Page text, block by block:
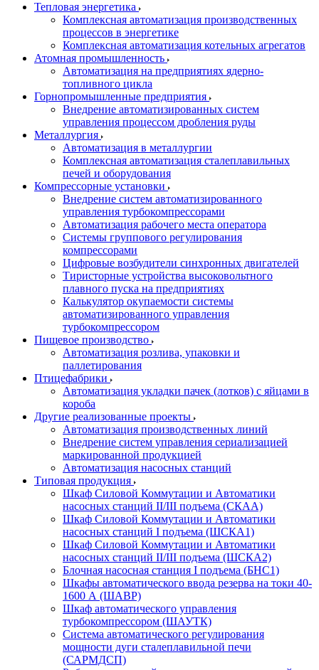
Тепловая энергетика
Комплексная автоматизация производственных
процессов в энергетике
Комплексная автоматизация котельных агрегатов
Атомная промышленность
Автоматизация на предприятиях ядерно-
топливного цикла
Горнопромышленные предприятия
Внедрение автоматизированных систем
управления процессом дробления руды
Металлургия
Автоматизация в металлургии
Комплексная автоматизация сталеплавильных
печей и оборудования
Компрессорные установки
Внедрение систем автоматизированного
управления турбокомпрессорами
Автоматизация рабочего места оператора
Системы группового регулирования
компрессорами
Цифровые возбудители синхронных двигателей
Тиристорные устройства высоковольтного
плавного пуска на предприятиях
Калькулятор окупаемости системы
автоматизированного управления
турбокомпрессором
Пищевое производство
Автоматизация розлива, упаковки и
паллетирования
Птицефабрики
Автоматизация укладки пачек (лотков) с яйцами в
короба
Другие реализованные проекты
Автоматизация производственных линий
Внедрение систем управления сериализацией
маркированной продукцией
Автоматизация насосных станций
Типовая продукция
Шкаф Силовой Коммутации и Автоматики
насосных станций II/III подъема (СКАА)
Шкаф Силовой Коммутации и Автоматики
насосных станций I подъема (ШСКА1)
Шкаф Силовой Коммутации и Автоматики
насосных станций II/III подъема (ШСКА2)
Блочная насосная станция I подъема (БНС1)
Шкафы автоматического ввода резерва на токи 40-
1600 А (ШАВР)
Шкаф автоматического управления
турбокомпрессором (ШАУТК)
Система автоматического регулирования
мощности дуги сталеплавильной печи
(САРМДСП)